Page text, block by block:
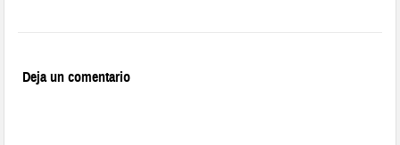
Deja un comentario